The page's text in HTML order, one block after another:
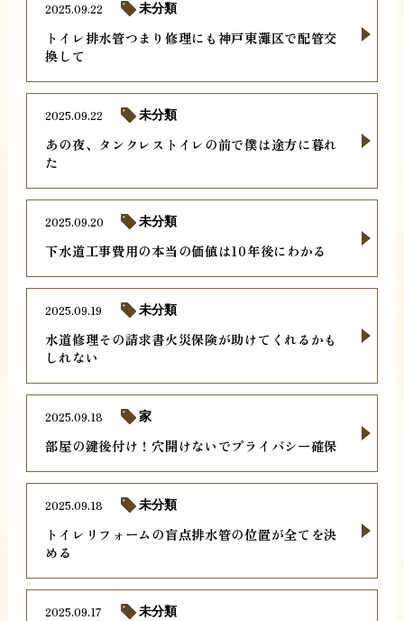
トイレ排水管つまり修理にも神戸東灘区で配管交
換して
2025.09.22 未分類
あの夜、タンクレストイレの前で僕は途方に暮れ
た
2025.09.22 未分類
下水道工事費用の本当の価値は10年後にわかる
2025.09.20 未分類
水道修理その請求書火災保険が助けてくれるかも
しれない
2025.09.19 未分類
部屋の鍵後付け！穴開けないでプライバシー確保
2025.09.18 家
トイレリフォームの盲点排水管の位置が全てを決
める
2025.09.18 未分類
2025.09.17 未分類